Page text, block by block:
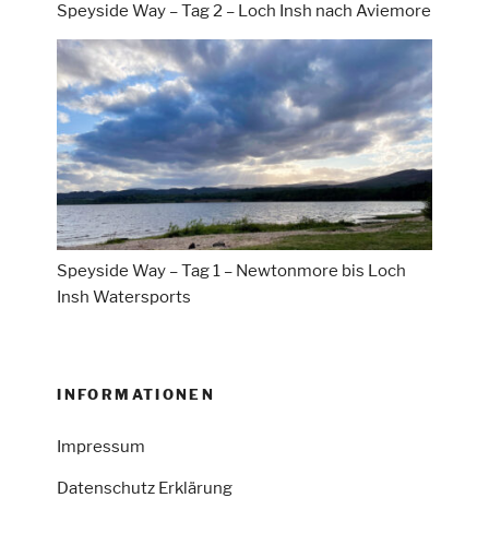
Speyside Way – Tag 2 – Loch Insh nach Aviemore
Speyside Way – Tag 1 – Newtonmore bis Loch
Insh Watersports
INFORMATIONEN
Impressum
Datenschutz Erklärung